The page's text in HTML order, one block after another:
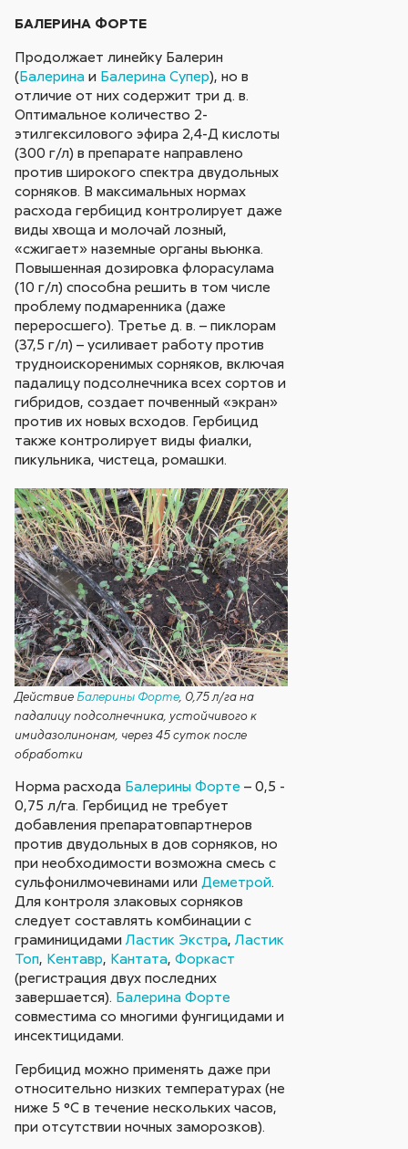
БАЛЕРИНА ФОРТЕ
Продолжает линейку Балерин
(Балерина и Балерина Супер), но в
отличие от них содержит три д. в.
Оптимальное количество 2-
этилгексилового эфира 2,4-Д кислоты
(300 г/л) в препарате направлено
против широкого спектра двудольных
сорняков. В максимальных нормах
расхода гербицид контролирует даже
виды хвоща и молочай лозный,
«сжигает» наземные органы вьюнка.
Повышенная дозировка флорасулама
(10 г/л) способна решить в том числе
проблему подмаренника (даже
переросшего). Третье д. в. – пиклорам
(37,5 г/л) – усиливает работу против
трудноискоренимых сорняков, включая
падалицу подсолнечника всех сортов и
гибридов, создает почвенный «экран»
против их новых всходов. Гербицид
также контролирует виды фиалки,
пикульника, чистеца, ромашки.
Действие Балерины Форте , 0,75 л/га на
падалицу подсолнечника, устойчивого к
имидазолинонам, через 45 суток после
обработки
Норма расхода Балерины Форте – 0,5 -
0,75 л/га. Гербицид не требует
добавления препаратовпартнеров
против двудольных в дов сорняков, но
при необходимости возможна смесь с
сульфонилмочевинами илиДеметрой.
Для контроля злаковых сорняков
следует составлять комбинации с
граминицидамиЛастик Экстра,Ластик
Топ, Кентавр, Кантата,Форкаст
(регистрация двух последних
завершается). Балерина Форте
совместима со многими фунгицидами и
инсектицидами.
Гербицид можно применять даже при
относительно низких температурах (не
ниже 5 °С в течение нескольких часов,
при отсутствии ночных заморозков).